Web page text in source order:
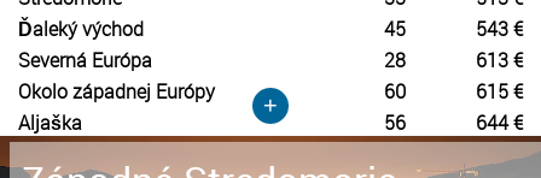
Ďaleký východ
45
543 €
Severná Európa
28
613 €
Okolo západnej Európy
60
615 €
Aljaška
56 644 €
+